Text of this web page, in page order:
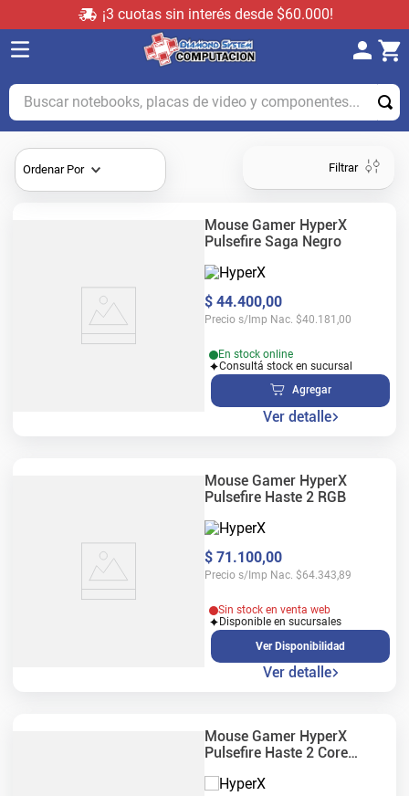
¡3 cuotas sin interés desde $60.000!
Buscar notebooks, placas de video y componentes...
Ordenar Por Filtrar
Mouse Gamer HyperX
Pulsefire Saga Negro
$ 44.400,00
Precio s/Imp Nac. $40.181,00
En stock online
Consultá stock en sucursal
Agregar
Ver detalle
Mouse Gamer HyperX
Pulsefire Haste 2 RGB
$ 71.100,00
Precio s/Imp Nac. $64.343,89
Sin stock en venta web
Disponible en sucursales
Ver Disponibilidad
Ver detalle
Mouse Gamer HyperX
Pulsefire Haste 2 Core